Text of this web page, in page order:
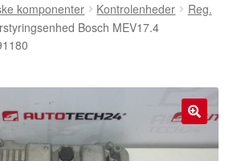
komponenter Kontrolenheder
Reg.
Bosch MEV17.4